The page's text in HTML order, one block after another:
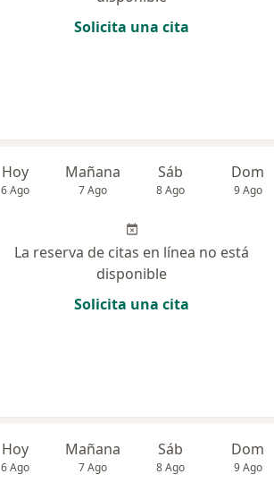
Solicita una cita
Hoy
6 Ago
Mañana
7 Ago
Sáb
8 Ago
Dom
9 Ago
La reserva de citas en línea no está
disponible
Solicita una cita
Hoy
6 Ago
Mañana
7 Ago
Sáb
8 Ago
Dom
9 Ago